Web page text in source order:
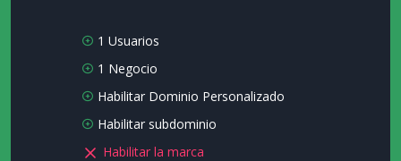
1 Usuarios
1 Negocio
Habilitar Dominio Personalizado
Habilitar subdominio
Habilitar la marca